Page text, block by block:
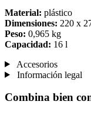
Material: plástico
Dimensiones: 220 x
Peso: 0,965 kg
Capacidad: 16 l
Accesorios
Información legal
Combina bien